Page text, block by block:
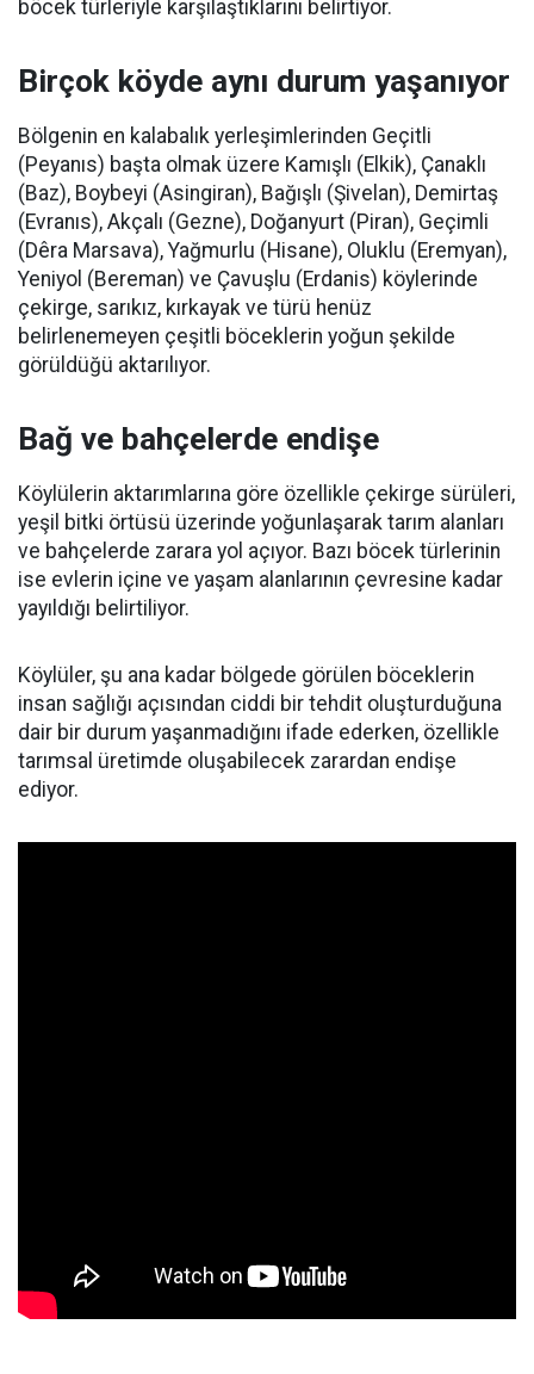
böcek türleriyle karşılaştıklarını belirtiyor.
Birçok köyde aynı durum yaşanıyor
Bölgenin en kalabalık yerleşimlerinden Geçitli
(Peyanıs) başta olmak üzere Kamışlı (Elkik), Çanaklı
(Baz), Boybeyi (Asingiran), Bağışlı (Şivelan), Demirtaş
(Evranıs), Akçalı (Gezne), Doğanyurt (Piran), Geçimli
(Dêra Marsava), Yağmurlu (Hisane), Oluklu (Eremyan),
Yeniyol (Bereman) ve Çavuşlu (Erdanis) köylerinde
çekirge, sarıkız, kırkayak ve türü henüz
belirlenemeyen çeşitli böceklerin yoğun şekilde
görüldüğü aktarılıyor.
Bağ ve bahçelerde endişe
Köylülerin aktarımlarına göre özellikle çekirge sürüleri,
yeşil bitki örtüsü üzerinde yoğunlaşarak tarım alanları
ve bahçelerde zarara yol açıyor. Bazı böcek türlerinin
ise evlerin içine ve yaşam alanlarının çevresine kadar
yayıldığı belirtiliyor.
Köylüler, şu ana kadar bölgede görülen böceklerin
insan sağlığı açısından ciddi bir tehdit oluşturduğuna
dair bir durum yaşanmadığını ifade ederken, özellikle
tarımsal üretimde oluşabilecek zarardan endişe
ediyor.